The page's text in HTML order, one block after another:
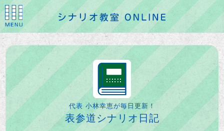
代表 小林幸恵が毎日更新！
表参道シナリオ日記